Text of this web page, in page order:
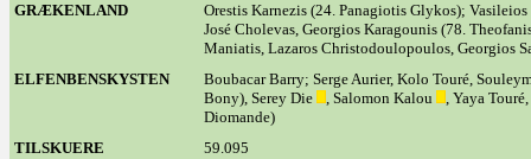
GRÆKENLAND
Orestis Karnezis (24. Panagiotis Glykos);
José Cholevas, Georgios Karagounis (78.
Maniatis, Lazaros Christodoulopoulos, Georgios
ELFENBENSKYSTEN
Boubacar Barry; Serge Aurier, Kolo Touré,
Bony), Serey Die
, Salomon Kalou
, Yaya
Diomande)
TILSKUERE
59.095